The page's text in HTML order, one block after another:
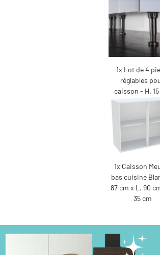
1x Lot de 4
réglables
caisson - H.
1x Caisson
bas cuisine
87 cm x L. 90
35 cm